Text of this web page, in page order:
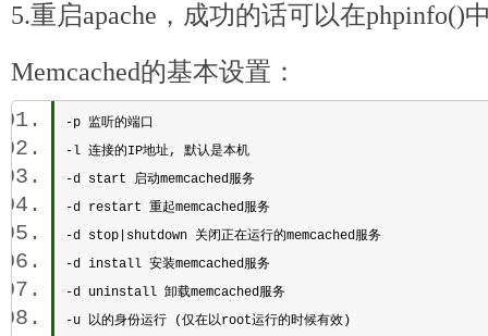
5.重启apache，成功的话可以在phpinfo()
Memcached的基本设置：
-p 监听的端口
-l 连接的IP地址, 默认是本机
-d start 启动memcached服务
-d restart 重起memcached服务
-d stop|shutdown 关闭正在运行的memcached服务
-d install 安装memcached服务
-d uninstall 卸载memcached服务
-u 以的身份运行 (仅在以root运行的时候有效)